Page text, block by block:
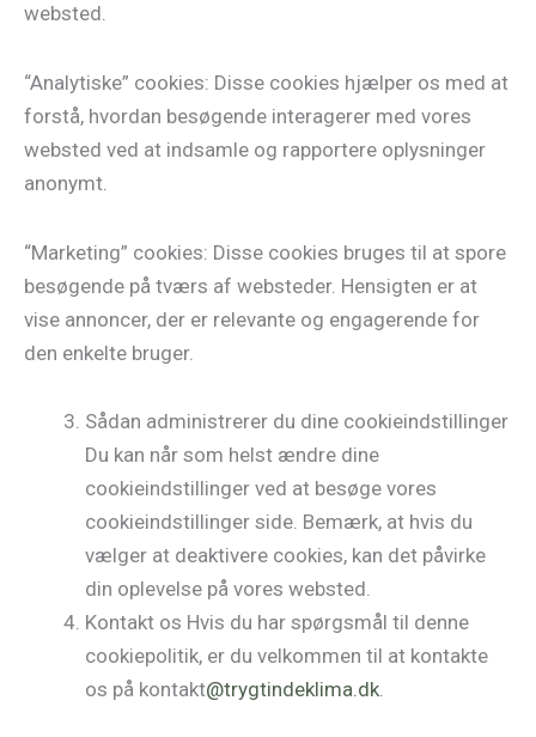
websted.
“Analytiske” cookies: Disse cookies hjælper os med at
forstå, hvordan besøgende interagerer med vores
websted ved at indsamle og rapportere oplysninger
anonymt.
“Marketing” cookies: Disse cookies bruges til at spore
besøgende på tværs af websteder. Hensigten er at
vise annoncer, der er relevante og engagerende for
den enkelte bruger.
Sådan administrerer du dine cookieindstillinger
Du kan når som helst ændre dine
cookieindstillinger ved at besøge vores
cookieindstillinger side. Bemærk, at hvis du
vælger at deaktivere cookies, kan det påvirke
din oplevelse på vores websted.
Kontakt os Hvis du har spørgsmål til denne
cookiepolitik, er du velkommen til at kontakte
os på kontakt@trygtindeklima.dk.